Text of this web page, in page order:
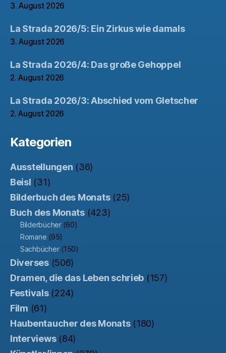
3. August 2026
La Strada 2026/5: Ein Zirkus wie damals
3. August 2026
La Strada 2026/4: Das große Gehoppel
2. August 2026
La Strada 2026/3: Abschied vom Gletscher
2. August 2026
Kategorien
Ausstellungen (36)
Beisl (31)
Bilderbuch des Monats(25)
Buch des Monats(423)
Bilderbücher(60)
Romane (95)
Sachbücher(150)
Diverses(506)
Dramen, die das Leben schrieb (157)
Festivals(224)
Film (61)
Haubentaucher des Monats(180)
Interviews(84)